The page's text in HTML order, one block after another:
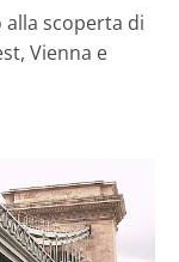
alla scoperta di
Vienna e